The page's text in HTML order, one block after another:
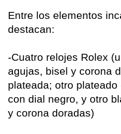
Entre los elementos
destacan:
-Cuatro relojes Rolex
agujas, bisel y corona
plateada; otro
con dial negro, y otro
y corona doradas)